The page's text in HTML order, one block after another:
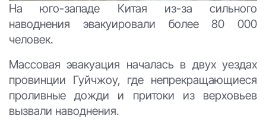
На юго-западе Китая из-за сильного
наводнения эвакуировали более 80 000
человек.
Массовая эвакуация началась в двух уездах
провинции Гуйчжоу, где непрекращающиеся
проливные дожди и притоки из верховьев
вызвали наводнения.